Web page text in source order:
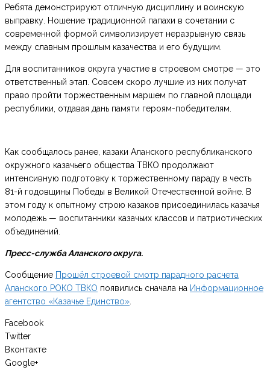
Ребята демонстрируют отличную дисциплину и воинскую
выправку. Ношение традиционной папахи в сочетании с
современной формой символизирует неразрывную связь
между славным прошлым казачества и его будущим.
Для воспитанников округа участие в строевом смотре — это
ответственный этап. Совсем скоро лучшие из них получат
право пройти торжественным маршем по главной площади
республики, отдавая дань памяти героям-победителям.
Как сообщалось ранее, казаки Аланского республиканского
окружного казачьего общества ТВКО продолжают
интенсивную подготовку к торжественному параду в честь
81-й годовщины Победы в Великой Отечественной войне. В
этом году к опытному строю казаков присоединилась казачья
молодежь — воспитанники казачьих классов и патриотических
объединений.
Пресс-служба Аланского округа.
Сообщение Прошёл строевой смотр парадного расчета
Аланского РОКО ТВКО появились сначала на Информационное
агентство «Казачье Единство».
Facebook
Twitter
Вконтакте
Google+